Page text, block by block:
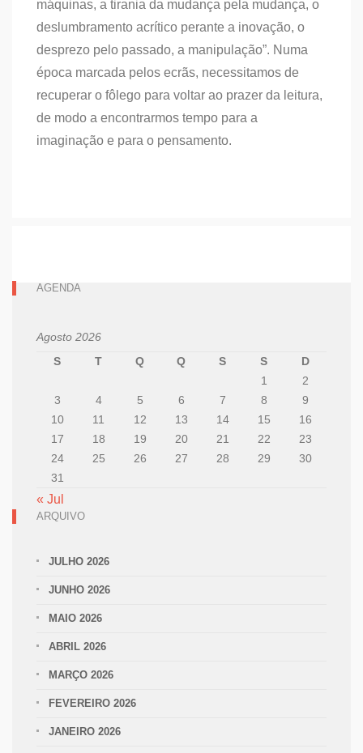
máquinas, a tirania da mudança pela mudança, o
deslumbramento acrítico perante a inovação, o
desprezo pelo passado, a manipulação”. Numa
época marcada pelos ecrãs, necessitamos de
recuperar o fôlego para voltar ao prazer da leitura,
de modo a encontrarmos tempo para a
imaginação e para o pensamento.
AGENDA
Agosto 2026
S
T Q Q S S
D
1
2
3
4 5 6 7 8
9
10
11 12 13 14 15
16
17
18 19 20 21 22
23
24
25 26 27 28 29
30
31
« Jul
ARQUIVO
JULHO 2026
JUNHO 2026
MAIO 2026
ABRIL 2026
MARÇO 2026
FEVEREIRO 2026
JANEIRO 2026